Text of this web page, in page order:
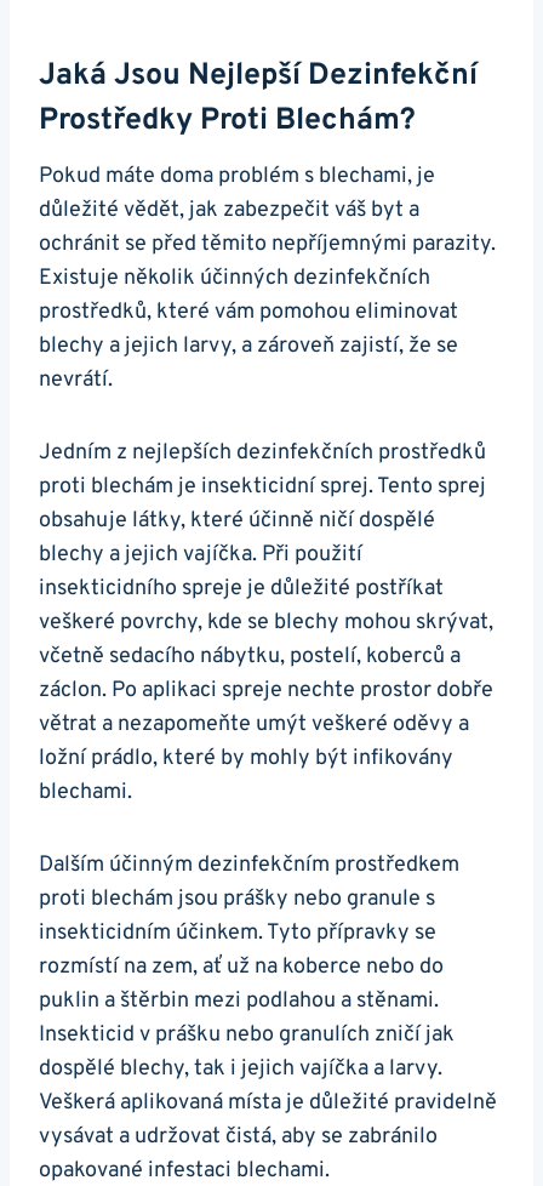
Jaká Jsou Nejlepší Dezinfekční
Prostředky Proti Blechám?
Pokud máte doma problém s blechami, je
důležité vědět, jak zabezpečit váš byt a
ochránit se před těmito nepříjemnými parazity.
Existuje několik účinných dezinfekčních
prostředků, které vám pomohou eliminovat
blechy a jejich larvy, a zároveň zajistí, že se
nevrátí.
Jedním z nejlepších dezinfekčních prostředků
proti blechám je insekticidní sprej. Tento sprej
obsahuje látky, které účinně ničí dospělé
blechy a jejich vajíčka. Při použití
insekticidního spreje je důležité postříkat
veškeré povrchy, kde se blechy mohou skrývat,
včetně sedacího nábytku, postelí, koberců a
záclon. Po aplikaci spreje nechte prostor dobře
větrat a nezapomeňte umýt veškeré oděvy a
ložní prádlo, které by mohly být infikovány
blechami.
Dalším účinným dezinfekčním prostředkem
proti blechám jsou prášky nebo granule s
insekticidním účinkem. Tyto přípravky se
rozmístí na zem, ať už na koberce nebo do
puklin a štěrbin mezi podlahou a stěnami.
Insekticid v prášku nebo granulích zničí jak
dospělé blechy, tak i jejich vajíčka a larvy.
Veškerá aplikovaná místa je důležité pravidelně
vysávat a udržovat čistá, aby se zabránilo
opakované infestaci blechami.